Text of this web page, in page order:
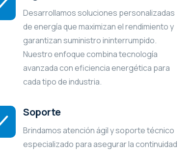
Desarrollamos soluciones personalizadas
de energía que maximizan el rendimiento y
garantizan suministro ininterrumpido.
Nuestro enfoque combina tecnología
avanzada con eficiencia energética para
cada tipo de industria.
Soporte
Brindamos atención ágil y soporte técnico
especializado para asegurar la continuidad